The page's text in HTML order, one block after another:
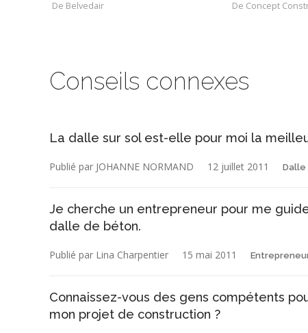
De Belvedair
De Concept
Conseils connexes
La dalle sur sol est-elle pour moi la
Publié par JOHANNE NORMAND 12 juillet 2011 Dalle
Je cherche un entrepreneur pour me
dalle de béton.
Publié par Lina Charpentier 15 mai 2011
Connaissez-vous des gens compétents
mon projet de construction ?